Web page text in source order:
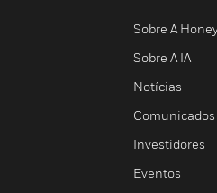
Sobre A
Sobre A IA
Notícias
Investidores
Eventos